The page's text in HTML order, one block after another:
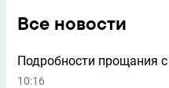
Все новости
Подробности прощания
10:16